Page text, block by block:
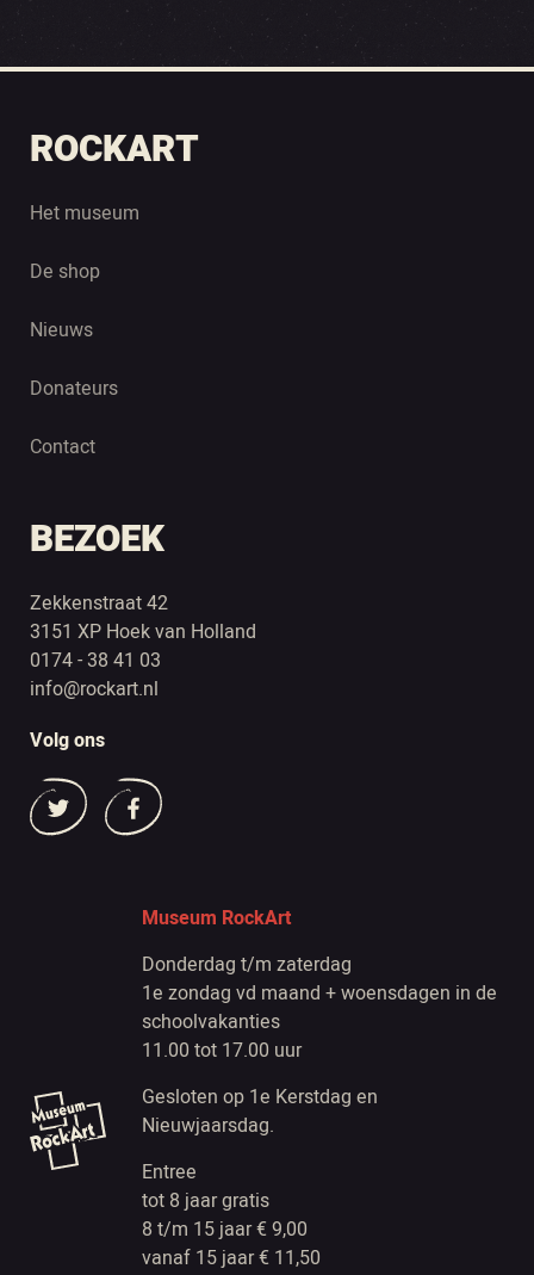
ROCKART
Het museum
De shop
Nieuws
Donateurs
Contact
BEZOEK
Zekkenstraat 42
3151 XP Hoek van Holland
0174 - 38 41 03
info@rockart.nl
Volg ons
Museum RockArt
Donderdag t/m zaterdag
1e zondag vd maand + woensdagen in de
schoolvakanties
11.00 tot 17.00 uur
Gesloten op 1e Kerstdag en
Nieuwjaarsdag.
Entree
tot 8 jaar gratis
8 t/m 15 jaar € 9,00
vanaf 15 jaar € 11,50